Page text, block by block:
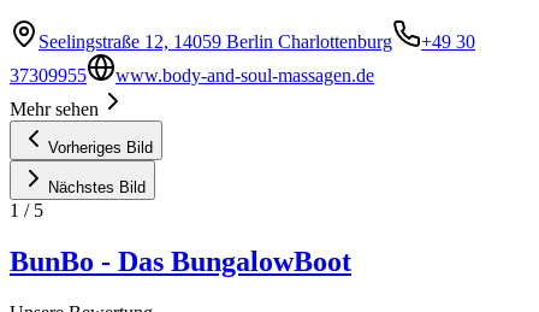
Seelingstraße 12, 14059 Berlin Charlottenburg
+49 30
37309955
www.body-and-soul-massagen.de
Mehr sehen
Vorheriges Bild
Nächstes Bild
1 / 5
BunBo - Das BungalowBoot